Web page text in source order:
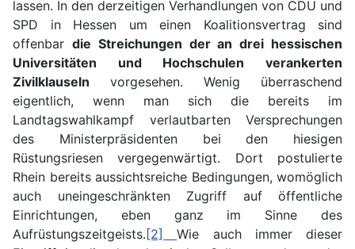
lassen. In den derzeitigen Verhandlungen von CDU und
SPD in Hessen um einen Koalitionsvertrag sind
offenbar die Streichungen der an drei hessischen
Universitäten und Hochschulen verankerten
Zivilklauseln vorgesehen. Wenig überraschend
eigentlich, wenn man sich die bereits im
Landtagswahlkampf verlautbarten Versprechungen
des Ministerpräsidenten bei den hiesigen
Rüstungsriesen vergegenwärtigt. Dort postulierte
Rhein bereits aussichtsreiche Bedingungen, womöglich
auch uneingeschränkten Zugriff auf öffentliche
Einrichtungen, eben ganz im Sinne des
Aufrüstungszeitgeists.[2]Wie auch immer dieser